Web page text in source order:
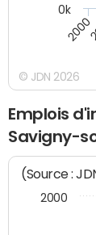
2000
0k
© JDN 2026
Emplois
Savigny-
(Source :
2000